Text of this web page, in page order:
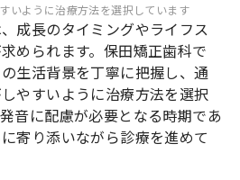
いように治療方法を選択しています
成長のタイミングやライフス
められます。保田矯正歯科で
生活背景を丁寧に把握し、通
やすいように治療方法を選択
音に配慮が必要となる時期であ
寄り添いながら診療を進めて